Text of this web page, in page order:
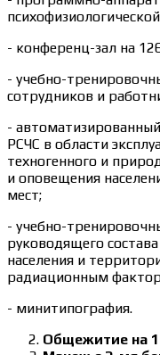
- конференц-зал на
- учебно-
сотрудников и
-
РСЧС в области
техногенного и
и оповещения
мест;
- учебно-
руководящего
населения и
радиационным
- минитипография.
Общежитие на